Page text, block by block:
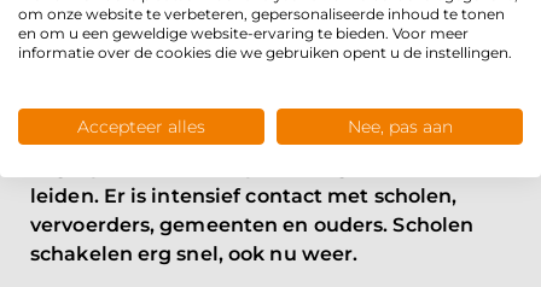
we de lijst nog wel verder uit kunnen breiden.
SAMEN GAAN WE DEZE
Meer dan ooit komen betrokkenen met elkaar
leiden. Er is intensief contact met scholen,
vervoerders, gemeenten en ouders. Scholen
schakelen erg snel, ook nu weer.
om onze website te verbeteren, gepersonaliseerde inhoud te tonen
en om u een geweldige website-ervaring te bieden. Voor meer
informatie over de cookies die we gebruiken opent u de instellingen.
Accepteer alles Nee, pas aan